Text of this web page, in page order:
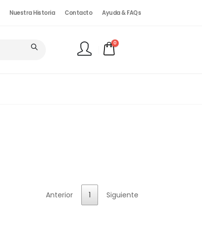
Nuestra Historia Contacto Ayuda & FAQs
0
Anterior 1 Siguiente